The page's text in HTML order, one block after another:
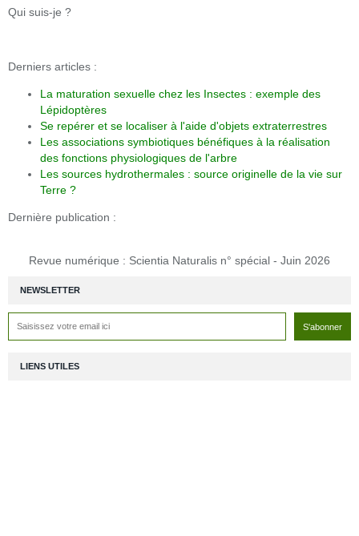
NEWSLETTER
Qui suis-je ?
Derniers articles :
La maturation sexuelle chez les Insectes : exemple des
Lépidoptères
Se repérer et se localiser à l'aide d'objets extraterrestres
Les associations symbiotiques bénéfiques à la réalisation
des fonctions physiologiques de l'arbre
Les sources hydrothermales : source originelle de la vie sur
Terre ?
Dernière publication :
Revue numérique : Scientia Naturalis n° spécial - Juin 2026
LIENS UTILES